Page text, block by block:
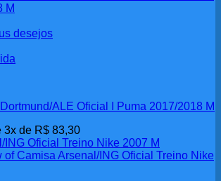
desejos
ALE Oficial I Puma 2017/2018 M
3x de R$ 83,30